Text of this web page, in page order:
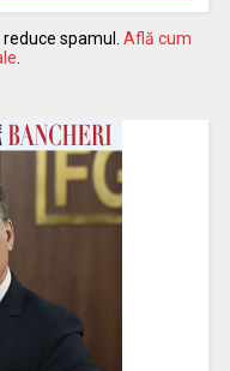
spamul. Află cum